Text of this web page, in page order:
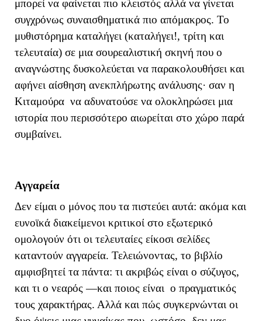
μπορεί να φαίνεται πιο κλειστός αλλά να γίνεται
συγχρόνως συναισθηματικά πιο απόμακρος. Το
μυθιστόρημα καταλήγει (καταλήγει!, τρίτη και
τελευταία) σε μια σουρεαλιστική σκηνή που ο
αναγνώστης δυσκολεύεται να παρακολουθήσει και
αφήνει αίσθηση ανεκπλήρωτης ανάλυσης· σαν η
Κιταμούρα να αδυνατούσε να ολοκληρώσει μια
ιστορία που περισσότερο αιωρείται στο χώρο παρά
συμβαίνει.
Αγγαρεία
Δεν είμαι ο μόνος που τα πιστεύει αυτά: ακόμα και
ευνοϊκά διακείμενοι κριτικοί στο εξωτερικό
ομολογούν ότι οι τελευταίες είκοσι σελίδες
καταντούν αγγαρεία. Τελειώνοντας, το βιβλίο
αμφισβητεί τα πάντα: τι ακριβώς είναι ο σύζυγος,
και τι ο νεαρός —και ποιος είναι ο πραγματικός
τους χαρακτήρας. Αλλά και πώς συγκερνώνται οι